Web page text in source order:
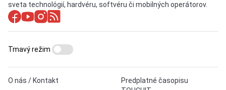
sveta technológií, hardvéru, softvéru či mobilných operátorov.
O nás / Kontakt
Predplatné časopisu
Tmavý režim